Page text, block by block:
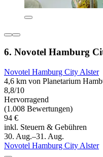
6. Novotel Hamburg
Novotel Hamburg City Alster
4,6 km von Planetarium
8,8/10
Hervorragend
(1.008 Bewertungen)
94 €
inkl. Steuern & Gebühren
30. Aug.–31. Aug.
Novotel Hamburg City Alster